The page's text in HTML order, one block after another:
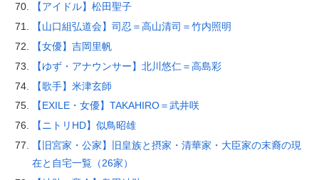
【アイドル】松田聖子
【山口組弘道会】司忍＝高山清司＝竹内照明
【女優】吉岡里帆
【ゆず・アナウンサー】北川悠仁＝高島彩
【歌手】米津玄師
【EXILE・女優】TAKAHIRO＝武井咲
【ニトリHD】似鳥昭雄
【旧宮家・公家】旧皇族と摂家・清華家・大臣家の末裔の現
在と自宅一覧（26家）